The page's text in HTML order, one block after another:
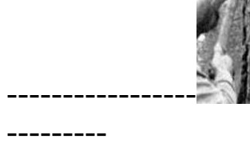
-----------------
---------